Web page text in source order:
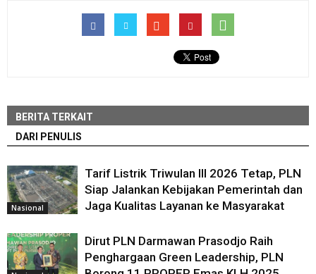
BERITA TERKAIT
DARI PENULIS
Nasional
Tarif Listrik Triwulan III 2026 Tetap, PLN
Siap Jalankan Kebijakan Pemerintah dan
Jaga Kualitas Layanan ke Masyarakat
Dirut PLN Darmawan Prasodjo Raih
Penghargaan Green Leadership, PLN